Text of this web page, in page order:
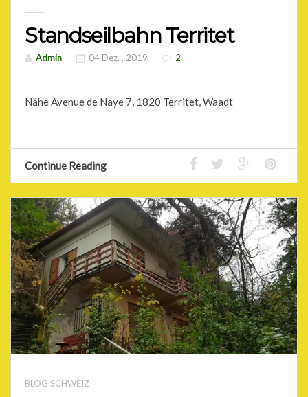
Standseilbahn Territet
Admin 04 Dez. , 2019 2
Nähe Avenue de Naye 7, 1820 Territet, Waadt
Continue Reading
BLOG SCHWEIZ